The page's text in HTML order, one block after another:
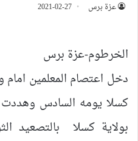
عزة برس 2021-02-27
الخرطوم-عزة برس
دخل اعتصام المعلمين امام
كسلا يومه السادس وهددت
بولاية كسلا